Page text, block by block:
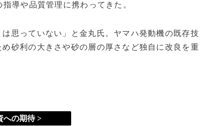
導や品質管理に携わってきた。
思っていない」と金丸氏。ヤマハ発動機の既存技
砂利の大きさや砂の層の厚さなど独自に改良を重
への期待 >